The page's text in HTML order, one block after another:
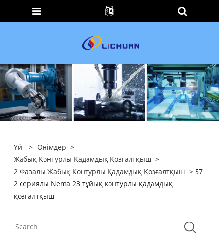
Үй > Өнімдер >
Жабық Контурлы Қадамдық Қозғалтқыш >
2 Фазалы Жабық Контурлы Қадамдық Қозғалтқыш > 57
2 сериялы Nema 23 тұйық контурлы қадамдық
қозғалтқыш